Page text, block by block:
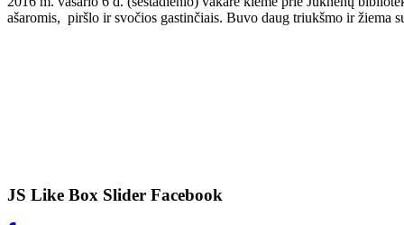
ašaromis, piršlo ir svočios gastinčiais. Buvo daug triukšmo ir žiema
JS Like Box Slider Facebook